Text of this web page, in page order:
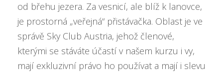
od břehu jezera. Za vesnicí, ale blíž k lanovce,
je prostorná „veřejná“ přistávačka. Oblast je ve
správě Sky Club Austria, jehož členové,
kterými se stáváte účastí v našem kurzu i vy,
mají exkluzivní právo ho používat a mají i slevu